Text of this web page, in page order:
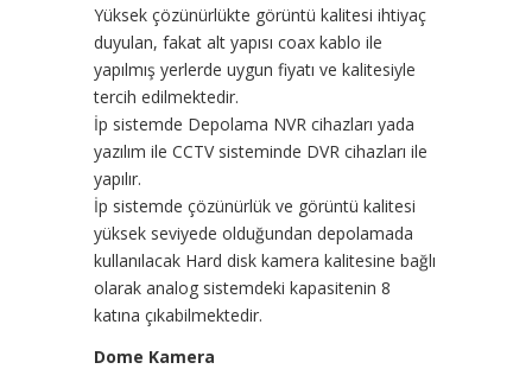
Yüksek çözünürlükte görüntü kalitesi ihtiyaç
duyulan, fakat alt yapısı coax kablo ile
yapılmış yerlerde uygun fiyatı ve kalitesiyle
tercih edilmektedir.
İp sistemde Depolama NVR cihazları yada
yazılım ile CCTV sisteminde DVR cihazları ile
yapılır.
İp sistemde çözünürlük ve görüntü kalitesi
yüksek seviyede olduğundan depolamada
kullanılacak Hard disk kamera kalitesine bağlı
olarak analog sistemdeki kapasitenin 8
katına çıkabilmektedir.
Dome Kamera